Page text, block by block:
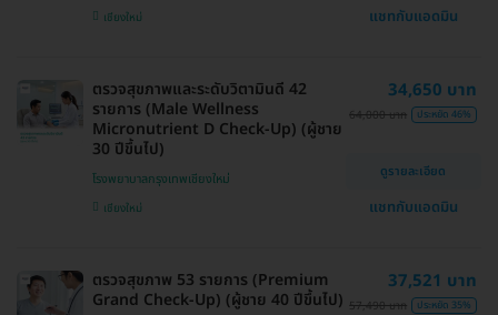
เชียงใหม่ แชทกับแอดมิน
ตรวจสุขภาพและระดับวิตามินดี 42
รายการ (Male Wellness
Micronutrient D Check-Up) (ผู้ชาย
30 ปีขึ้นไป)
โรงพยาบาลกรุงเทพเชียงใหม่
เชียงใหม่
34,650 บาท
64,000 บาท ประหยัด 46%
ดูรายละเอียด
แชทกับแอดมิน
ตรวจสุขภาพ 53 รายการ (Premium
Grand Check-Up) (ผู้ชาย 40 ปีขึ้นไป)
37,521 บาท
57,490 บาท ประหยัด 35%